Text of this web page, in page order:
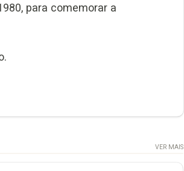
para comemorar a
VER MAIS